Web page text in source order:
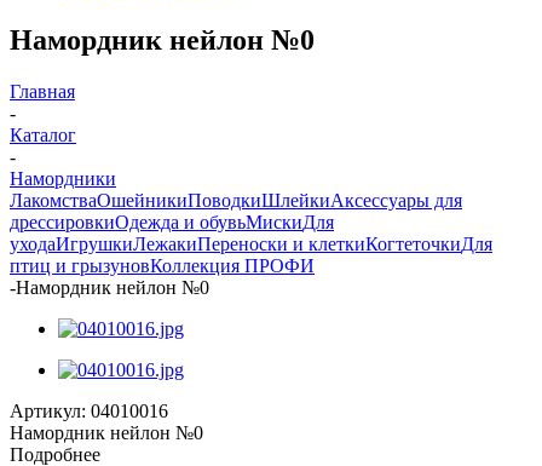
Намордник нейлон №0
Главная
-
Каталог
-
Намордники
ЛакомстваОшейникиПоводкиШлейкиАксессуары для
дрессировкиОдежда и обувьМискиДля
уходаИгрушкиЛежакиПереноски и клеткиКогтеточкиДля
птиц и грызуновКоллекция ПРОФИ
-Намордник нейлон №0
Артикул: 04010016
Намордник нейлон №0
Подробнее